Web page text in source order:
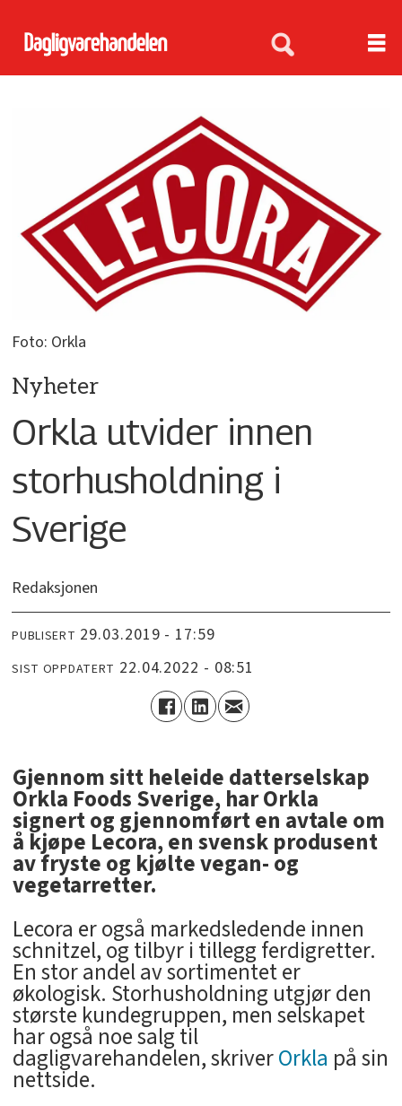
Foto: Orkla
Nyheter
Orkla utvider innen
storhusholdning i
Sverige
Redaksjonen
PUBLISERT 29.03.2019 - 17:59
SIST OPPDATERT 22.04.2022 - 08:51
Gjennom sitt heleide datterselskap
Orkla Foods Sverige, har Orkla
signert og gjennomført en avtale om
å kjøpe Lecora, en svensk produsent
av fryste og kjølte vegan- og
vegetarretter.
Lecora er også markedsledende innen
schnitzel, og tilbyr i tillegg ferdigretter.
En stor andel av sortimentet er
økologisk. Storhusholdning utgjør den
største kundegruppen, men selskapet
har også noe salg til
dagligvarehandelen, skriverOrkla på sin
nettside.